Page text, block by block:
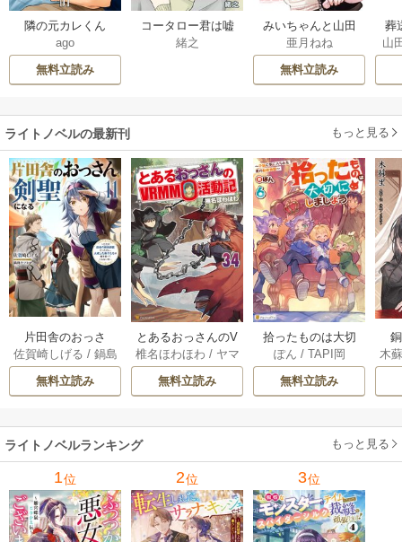
隣の元カレくん
ago
無料立読み
コータロー君は嘘
つき【タテヨミ】
緒之
みいちゃんと山田
さん
亜月ねね
無料立読み
葬
山
ライトノベルの最新刊 もっと見る
片田舎のおっさ
ん、剣聖になる
～ただの田舎の剣
術師範だったの
たちが俺を放って
くれない件～ 11巻
佐賀崎しげる / 鍋島
テツヒロ
無料立読み
とあるおっさんのV
RMMO活動記 34巻
椎名ほわほわ / ヤマ
ーダ
無料立読み
拾ったものは大切
にしましょう ～子
狼に気に入られた
男の転移物語～ 6巻
ぽん / TAPI岡
無料立読み
木
ライトノベルランキング もっと見る
1位 2位 3位